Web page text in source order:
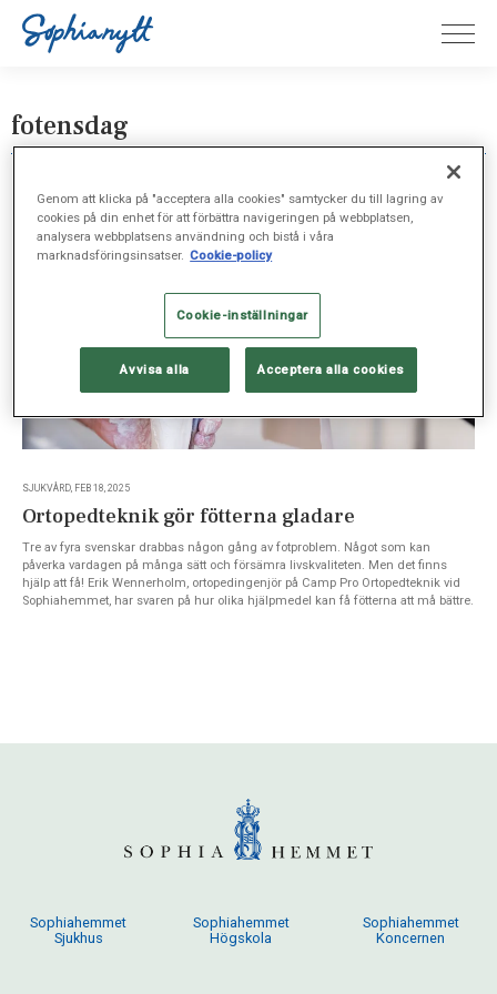
fotensdag
SJUKVÅRD, FEB 18, 2025
Ortopedteknik gör fötterna gladare
Tre av fyra svenskar drabbas någon gång av fotproblem. Något som kan
påverka vardagen på många sätt och försämra livskvaliteten. Men det finns
hjälp att få! Erik Wennerholm, ortopedingenjör på Camp Pro Ortopedteknik vid
Sophiahemmet, har svaren på hur olika hjälpmedel kan få fötterna att må bättre.
Sophiahemmet
Sjukhus
Sophiahemmet
Högskola
Sophiahemmet
Koncernen
Genom att klicka på "acceptera alla cookies" samtycker du till lagring av
cookies på din enhet för att förbättra navigeringen på webbplatsen,
analysera webbplatsens användning och bistå i våra
marknadsföringsinsatser. Cookie-policy
Cookie-inställningar
Avvisa alla Acceptera alla cookies